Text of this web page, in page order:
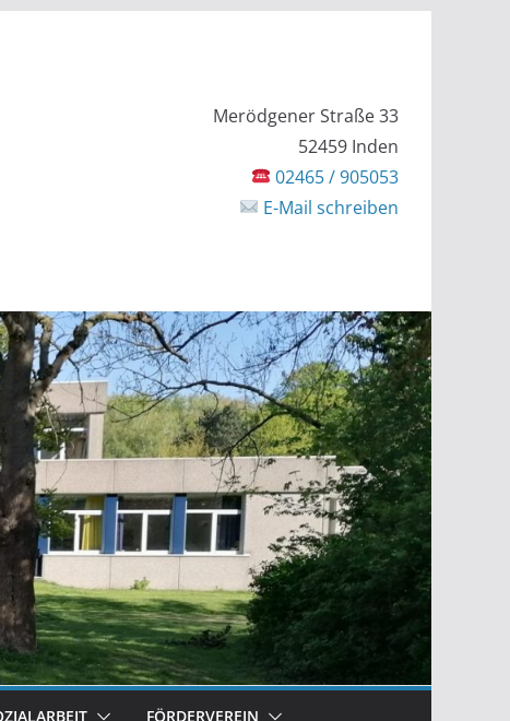
Merödgener Straße 33
52459 Inden
02465 / 905053
E-Mail schreiben
FÖRDERVEREIN